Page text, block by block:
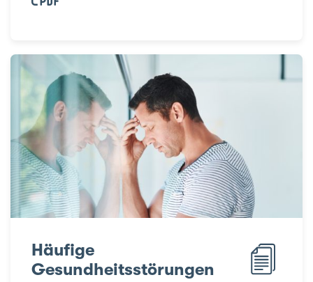
Häufige
Gesundheitsstörungen